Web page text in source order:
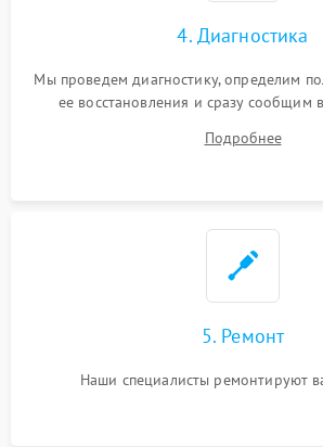
4. Диагностика
Мы проведем диагностику, определим
ее восстановления и сразу сообщим
Подробнее
5. Ремонт
Наши специалисты ремонтируют